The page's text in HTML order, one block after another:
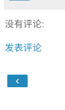
没有评论:
发表评论
‹